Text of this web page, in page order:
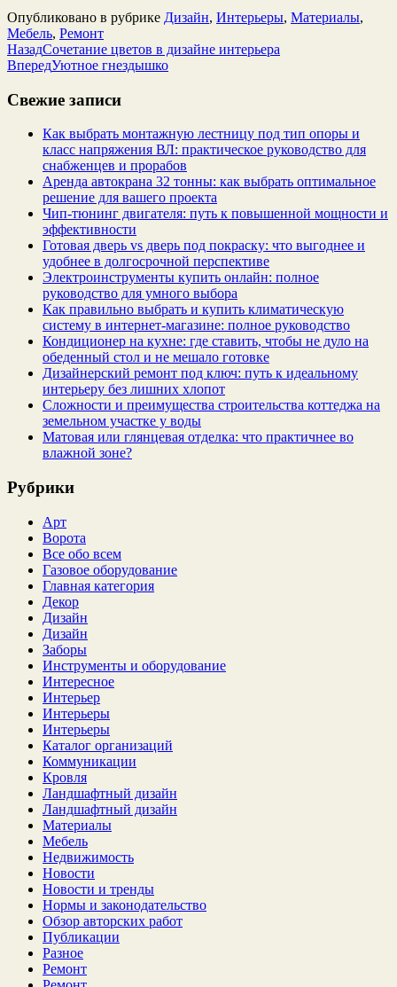
Опубликовано в рубрике Дизайн, Интерьеры, Материалы,
Мебель, Ремонт
НазадСочетание цветов в дизайне интерьера
ВпередУютное гнездышко
Свежие записи
Как выбрать монтажную лестницу под тип опоры и
класс напряжения ВЛ: практическое руководство для
снабженцев и прорабов
Аренда автокрана 32 тонны: как выбрать оптимальное
решение для вашего проекта
Чип‑тюнинг двигателя: путь к повышенной мощности и
эффективности
Готовая дверь vs дверь под покраску: что выгоднее и
удобнее в долгосрочной перспективе
Электроинструменты купить онлайн: полное
руководство для умного выбора
Как правильно выбрать и купить климатическую
систему в интернет‑магазине: полное руководство
Кондиционер на кухне: где ставить, чтобы не дуло на
обеденный стол и не мешало готовке
Дизайнерский ремонт под ключ: путь к идеальному
интерьеру без лишних хлопот
Сложности и преимущества строительства коттеджа на
земельном участке у воды
Матовая или глянцевая отделка: что практичнее во
влажной зоне?
Рубрики
Арт
Ворота
Все обо всем
Газовое оборудование
Главная категория
Декор
Дизайн
Дизайн
Заборы
Инструменты и оборудование
Интересное
Интерьер
Интерьеры
Интерьеры
Каталог организаций
Коммуникации
Кровля
Ландшафтный дизайн
Ландшафтный дизайн
Материалы
Мебель
Недвижимость
Новости
Новости и тренды
Нормы и законодательство
Обзор авторских работ
Публикации
Разное
Ремонт